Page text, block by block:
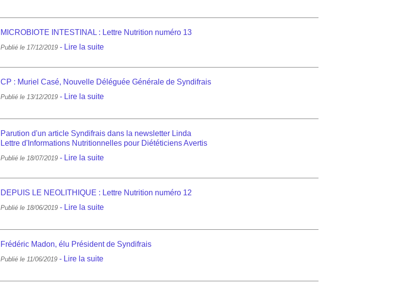
MICROBIOTE INTESTINAL : Lettre Nutrition numéro 13
Publié le 17/12/2019 - Lire la suite
CP : Muriel Casé, Nouvelle Déléguée Générale de Syndifrais
Publié le 13/12/2019 - Lire la suite
Parution d'un article Syndifrais dans la newsletter Linda
Lettre d'Informations Nutritionnelles pour Diététiciens Avertis
Publié le 18/07/2019 - Lire la suite
DEPUIS LE NEOLITHIQUE : Lettre Nutrition numéro 12
Publié le 18/06/2019 - Lire la suite
Frédéric Madon, élu Président de Syndifrais
Publié le 11/06/2019 - Lire la suite